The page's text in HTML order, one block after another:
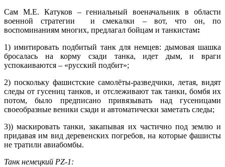
Сам М.Е. Катуков – гениальный военачальник в области
военной стратегии и смекалки – вот, что он, по
воспоминаниям многих, предлагал бойцам и танкистам:
1) имитировать подбитый танк для немцев: дымовая шашка
бросалась на корму сзади танка, идет дым, и враги
успокаиваются – «русский подбит»;
2) поскольку фашистские самолёты-разведчики, летая, видят
следы от гусениц танков, и отслеживают так танки, бомбя их
потом, было предписано привязывать над гусеницами
своеобразные веники сзади и автоматически заметать следы;
3)) маскировать танки, закапывая их частично под землю и
придавая им вид деревенских погребов, на которые фашисты
не тратили авиабомбы.
Танк немецкий PZ-1: